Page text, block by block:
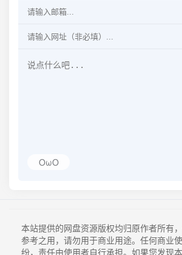
OωO
本站提供的网盘资源版权均归原作者所有
参考之用，请勿用于商业用途。任何商业
纷，责任由使用者自行承担。如果您发现